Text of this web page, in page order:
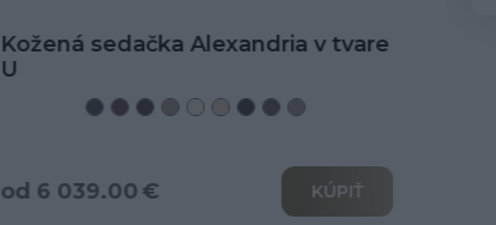
Kožená rohová sedačka Alexandria
od 3 466.00 € KÚPIŤ